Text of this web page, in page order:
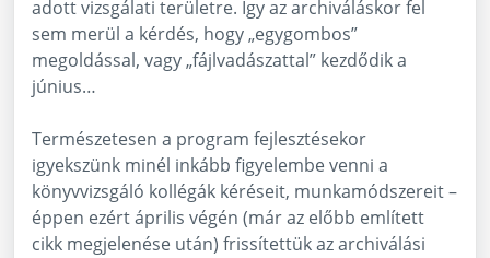
adott vizsgálati területre. Így az archiváláskor fel
sem merül a kérdés, hogy „egygombos”
megoldással, vagy „fájlvadászattal” kezdődik a
június…
Természetesen a program fejlesztésekor
igyekszünk minél inkább figyelembe venni a
könyvvizsgáló kollégák kéréseit, munkamódszereit –
éppen ezért április végén (már az előbb említett
cikk megjelenése után) frissítettük az archiválási